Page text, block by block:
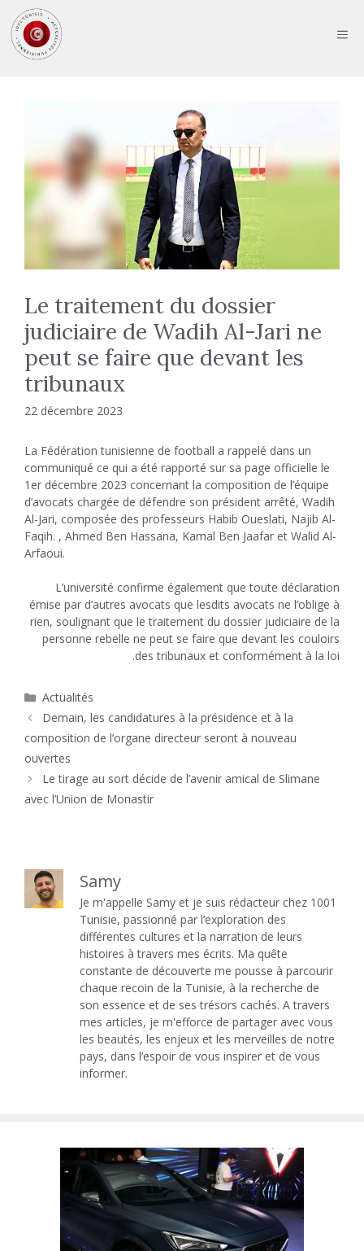
au
contenu
Le traitement du dossier
judiciaire de Wadih Al-Jari ne
peut se faire que devant les
tribunaux
22 décembre 2023
La Fédération tunisienne de football a rappelé dans un
communiqué ce qui a été rapporté sur sa page officielle le
1er décembre 2023 concernant la composition de l’équipe
d’avocats chargée de défendre son président arrêté, Wadih
Al-Jari, composée des professeurs Habib Oueslati, Najib Al-
Faqih. , Ahmed Ben Hassana, Kamal Ben Jaafar et Walid Al-
Arfaoui.
L’université confirme également que toute déclaration
émise par d’autres avocats que lesdits avocats ne l’oblige à
rien, soulignant que le traitement du dossier judiciaire de la
personne rebelle ne peut se faire que devant les couloirs
des tribunaux et conformément à la loi.
Catégories
Actualités
Demain, les candidatures à la présidence et à la
composition de l’organe directeur seront à nouveau
ouvertes
Le tirage au sort décide de l’avenir amical de Slimane
avec l’Union de Monastir
Samy
Je m'appelle Samy et je suis rédacteur chez 1001
Tunisie, passionné par l’exploration des
différentes cultures et la narration de leurs
histoires à travers mes écrits. Ma quête
constante de découverte me pousse à parcourir
chaque recoin de la Tunisie, à la recherche de
son essence et de ses trésors cachés. A travers
mes articles, je m'efforce de partager avec vous
les beautés, les enjeux et les merveilles de notre
pays, dans l’espoir de vous inspirer et de vous
informer.